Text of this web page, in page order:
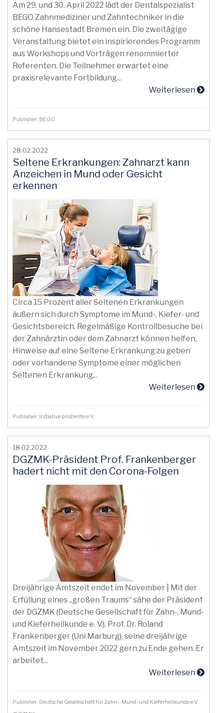
Am 29. und 30. April 2022 lädt der Dentalspezialist
BEGO Zahnmediziner und Zahntechniker in die
schöne Hansestadt Bremen ein. Die zweitägige
Veranstaltung bietet ein inspirierendes Programm
aus Workshops und Vorträgen renommierter
Referenten. Die Teilnehmer erwartet eine
praxisrelevante Fortbildung...
Weiterlesen
Publisher: BEGO
28.02.2022
Seltene Erkrankungen: Zahnarzt kann
Anzeichen in Mund oder Gesicht
erkennen
Circa 15 Prozent aller Seltenen Erkrankungen
äußern sich durch Symptome im Mund-, Kiefer- und
Gesichtsbereich. Regelmäßige Kontrollbesuche bei
der Zahnärztin oder dem Zahnarzt können helfen,
Hinweise auf eine Seltene Erkrankung zu geben
oder vorhandene Symptome einer möglichen
Seltenen Erkrankung...
Weiterlesen
Publisher: Initiative proDente e.V.
18.02.2022
DGZMK-Präsident Prof. Frankenberger
hadert nicht mit den Corona-Folgen
Dreijährige Amtszeit endet im November | Mit der
Erfüllung eines „großen Traums“ sähe der Präsident
der DGZMK (Deutsche Gesellschaft für Zahn-, Mund-
und Kieferheilkunde e. V.), Prof. Dr. Roland
Frankenberger (Uni Marburg), seine dreijährige
Amtszeit im November 2022 gern zu Ende gehen. Er
arbeitet...
Weiterlesen
Publisher: Deutsche Gesellschaft für Zahn-, Mund- und Kieferheilkunde e.V.